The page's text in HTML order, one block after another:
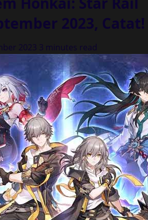
2023, Catat!
2023 3 minutes read